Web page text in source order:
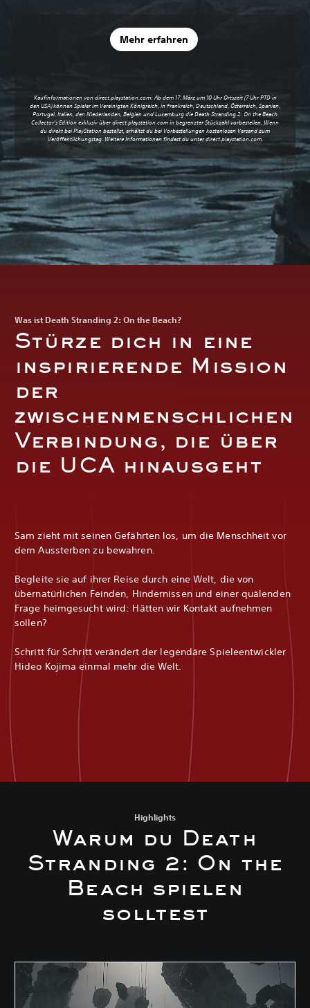
Mehr erfahren
Kaufinformationen von direct.playstation.com: Ab dem 17. März um 10 Uhr Ortszeit (7 Uhr PTD in
den USA) können Spieler im Vereinigten Königreich, in Frankreich, Deutschland, Österreich, Spanien,
Portugal, Italien, den Niederlanden, Belgien und Luxemburg die Death Stranding 2: On the Beach
Collector's Edition exklusiv überdirect.playstation.comin begrenzter Stückzahl vorbestellen. Wenn
du direkt bei PlayStation bestellst, erhältst du bei Vorbestellungen kostenlosen Versand zum
Veröffentlichungstag. Weitere Informationen findest du unterdirect.playstation.com.
Was ist Death Stranding 2: On the Beach?
Stürze dich in eine
inspirierende Mission
der
zwischenmenschlichen
Verbindung, die über
die UCA hinausgeht
Sam zieht mit seinen Gefährten los, um die Menschheit vor
dem Aussterben zu bewahren.
Begleite sie auf ihrer Reise durch eine Welt, die von
übernatürlichen Feinden, Hindernissen und einer quälenden
Frage heimgesucht wird: Hätten wir Kontakt aufnehmen
sollen?
Schritt für Schritt verändert der legendäre Spieleentwickler
Hideo Kojima einmal mehr die Welt.
Highlights
Warum du Death
Stranding 2: On the
Beach spielen
solltest